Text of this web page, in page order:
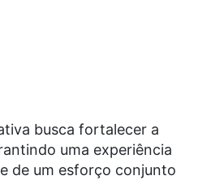
busca fortalecer a
uma experiência
de um esforço conjunto